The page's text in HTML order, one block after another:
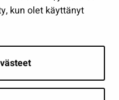
kun olet käyttänyt